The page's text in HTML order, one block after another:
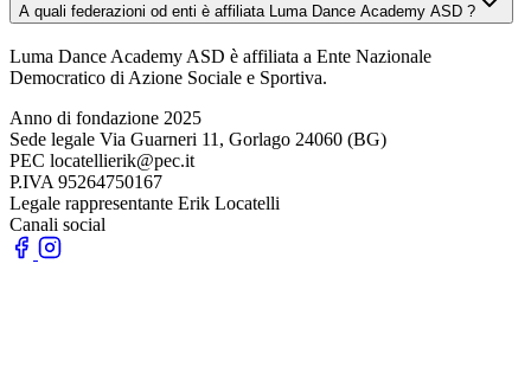
A quali federazioni od enti è affiliata Luma Dance Academy ASD ?
Luma Dance Academy ASD è affiliata a Ente Nazionale
Democratico di Azione Sociale e Sportiva.
Anno di fondazione 2025
Sede legale Via Guarneri 11, Gorlago 24060 (BG)
PEC locatellierik@pec.it
P.IVA 95264750167
Legale rappresentante Erik Locatelli
Canali social